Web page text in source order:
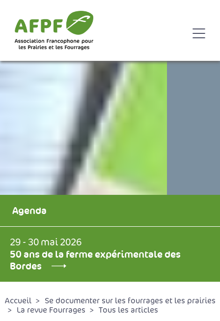
Agenda
29 - 30 mai 2026
50 ans de la ferme expérimentale des
Bordes
Accueil
Se documenter sur les fourrages et les prairies
La revue Fourrages
Tous les articles